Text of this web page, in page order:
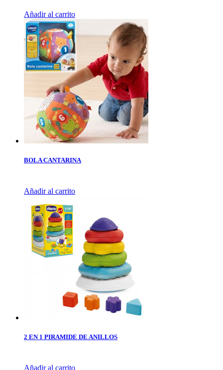
Añadir al carrito
BOLA CANTARINA
Añadir al carrito
2 EN 1 PIRAMIDE DE ANILLOS
Añadir al carrito